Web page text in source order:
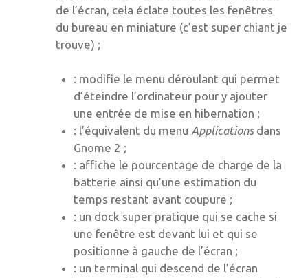
de l’écran, cela éclate toutes les fenêtres
du bureau en miniature (c’est super chiant je
trouve) ;
: modifie le menu déroulant qui permet
d’éteindre l’ordinateur pour y ajouter
une entrée de mise en hibernation ;
: l’équivalent du menu Applications dans
Gnome 2 ;
: affiche le pourcentage de charge de la
batterie ainsi qu’une estimation du
temps restant avant coupure ;
: un dock super pratique qui se cache si
une fenêtre est devant lui et qui se
positionne à gauche de l’écran ;
: un terminal qui descend de l’écran